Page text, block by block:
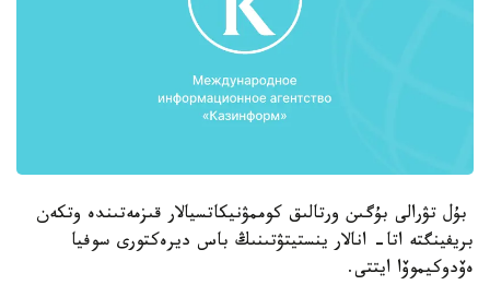
بۇل تۋرالى بۇگىن ورتالىق كوممۋنيكاتسيالار قىزمەتىندە وتكەن
بريفينگتە اتا- انالار ينستيتۋتىنىڭ باس ديرەكتورى سوفيا
ەۆدوكيموۆا ايتتى.